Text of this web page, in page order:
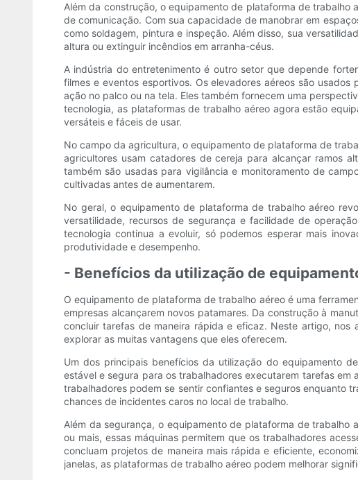
Além da construção, o equipamento de plataforma de
de comunicação. Com sua capacidade de manobrar em
como soldagem, pintura e inspeção. Além disso, sua
altura ou extinguir incêndios em arranha-céus.
A indústria do entretenimento é outro setor que depende
filmes e eventos esportivos. Os elevadores aéreos são
ação no palco ou na tela. Eles também fornecem uma
tecnologia, as plataformas de trabalho aéreo agora estão
versáteis e fáceis de usar.
No campo da agricultura, o equipamento de plataforma de
agricultores usam catadores de cereja para alcançar ramos
também são usadas para vigilância e monitoramento de
cultivadas antes de aumentarem.
No geral, o equipamento de plataforma de trabalho aéreo
versatilidade, recursos de segurança e facilidade de
tecnologia continua a evoluir, só podemos esperar mais
produtividade e desempenho.
- Benefícios da utilização de
O equipamento de plataforma de trabalho aéreo é uma
empresas alcançarem novos patamares. Da construção à
concluir tarefas de maneira rápida e eficaz. Neste artigo,
explorar as muitas vantagens que eles oferecem.
Um dos principais benefícios da utilização do equipamento
estável e segura para os trabalhadores executarem tarefas
trabalhadores podem se sentir confiantes e seguros enquanto
chances de incidentes caros no local de trabalho.
Além da segurança, o equipamento de plataforma de
ou mais, essas máquinas permitem que os trabalhadores
concluam projetos de maneira mais rápida e eficiente,
janelas, as plataformas de trabalho aéreo podem melhorar